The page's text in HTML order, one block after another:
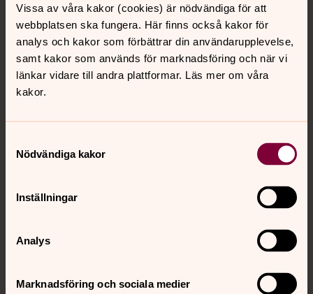
Vissa av våra kakor (cookies) är nödvändiga för att
webbplatsen ska fungera. Här finns också kakor för
analys och kakor som förbättrar din användarupplevelse,
samt kakor som används för marknadsföring och när vi
länkar vidare till andra plattformar. Läs mer om våra
kakor.
Nödvändiga kakor
Inställningar
Analys
Marknadsföring och sociala medier
Kontakt